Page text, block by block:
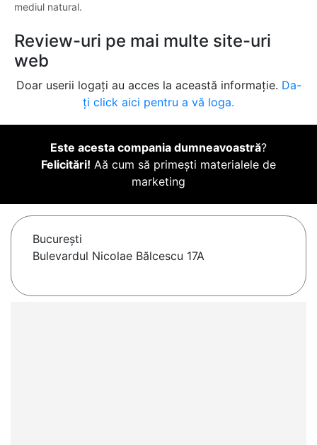
mediul natural.
Review-uri pe mai multe site-uri
web
Doar userii logați au acces la această informație. Da-
ți click aici pentru a vă loga.
Este acesta compania dumneavoastră?
Felicitări! Aă cum să primești materialele de
marketing
Bucureşti
Bulevardul Nicolae Bălcescu 17A